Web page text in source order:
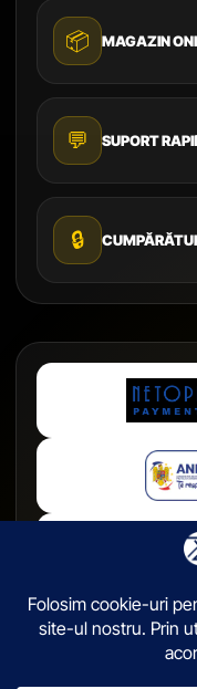
📦 MAGAZIN
💬 SUPORT
🔒